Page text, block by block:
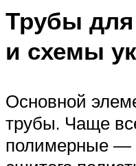
Трубы для
и схемы
Основной
трубы. Чаще
полимерные —